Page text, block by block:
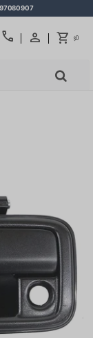
call $0